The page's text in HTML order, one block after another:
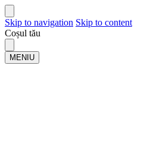
Skip to navigation Skip to content
Coșul tău
MENIU